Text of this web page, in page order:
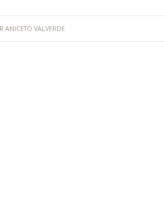
ANICETO VALVERDE